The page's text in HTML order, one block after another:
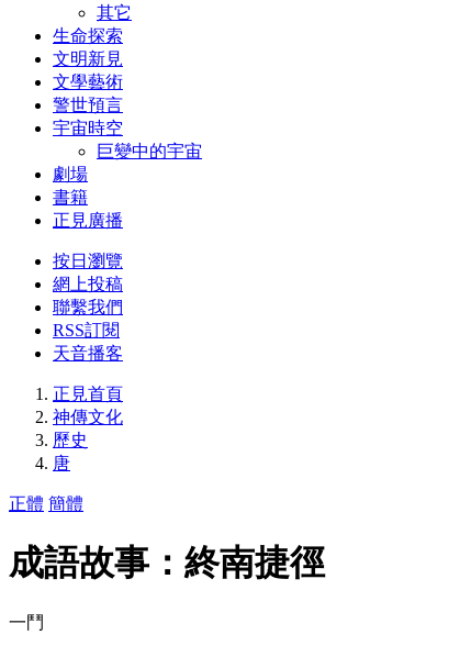
其它
生命探索
文明新見
文學藝術
警世預言
宇宙時空
巨變中的宇宙
劇場
書籍
正見廣播
按日瀏覽
網上投稿
聯繫我們
RSS訂閱
天音播客
正見首頁
神傳文化
歷史
唐
正體 簡體
成語故事：終南捷徑
一鬥